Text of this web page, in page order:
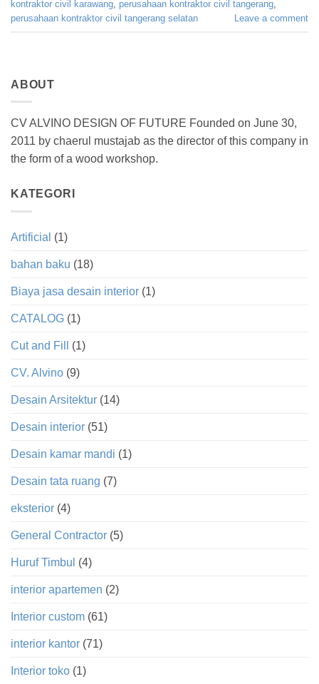
kontraktor civil karawang perusahaan kontraktor civil tangerang
perusahaan kontraktor civil tangerang selatan
Leave a comment
ABOUT
CV ALVINO DESIGN OF FUTURE Founded on June 30,
2011 by chaerul mustajab as the director of this company in
the form of a wood workshop.
KATEGORI
Artificial (1)
bahan baku (18)
Biaya jasa desain interior (1)
CATALOG (1)
Cut and Fill (1)
CV. Alvino (9)
Desain Arsitektur (14)
Desain interior (51)
Desain kamar mandi (1)
Desain tata ruang (7)
eksterior (4)
General Contractor (5)
Huruf Timbul (4)
interior apartemen (2)
Interior custom (61)
interior kantor (71)
Interior toko (1)